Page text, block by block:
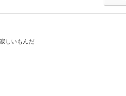
寂しいもんだ